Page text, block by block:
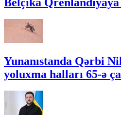
Belçika
Yunanıstanda Qərbi
yoluxma halları 65-ə